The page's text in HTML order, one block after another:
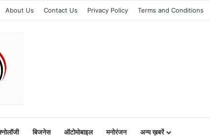
About Us Contact Us Privacy Policy Terms and Conditions
बिजनेस ऑटोमोबाइल मनोरंजन अन्य ख़बरें